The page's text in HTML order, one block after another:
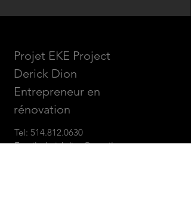
Projet EKE Project
Derick Dion
Entrepreneur en
rénovation
Tel: 514.812.0630
Email:derickdion@gmail.com